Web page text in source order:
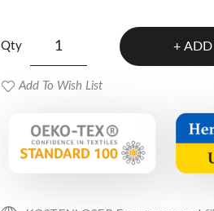
Qty ADD
Add To Wish List